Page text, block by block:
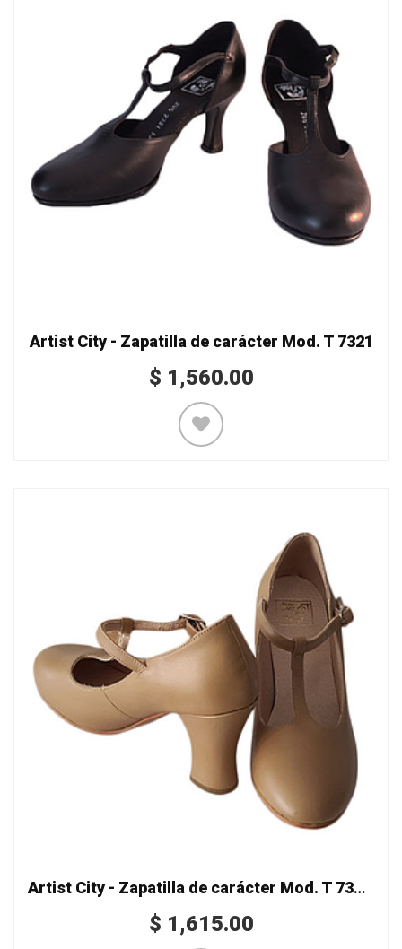
Artist City - Zapatilla de carácter Mod. T 7321
$ 1,560.00
Artist City - Zapatilla de carácter Mod. T 7322-8
$ 1,615.00